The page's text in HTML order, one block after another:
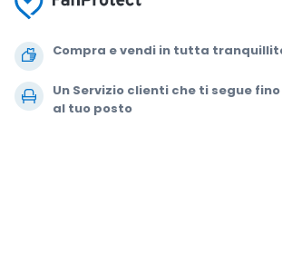
Compra e vendi in tutta
Un Servizio clienti che ti segue
al tuo posto